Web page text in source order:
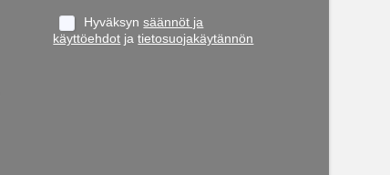
Hyväksynsäännöt ja
käyttöehdot jatietosuojakäytännön